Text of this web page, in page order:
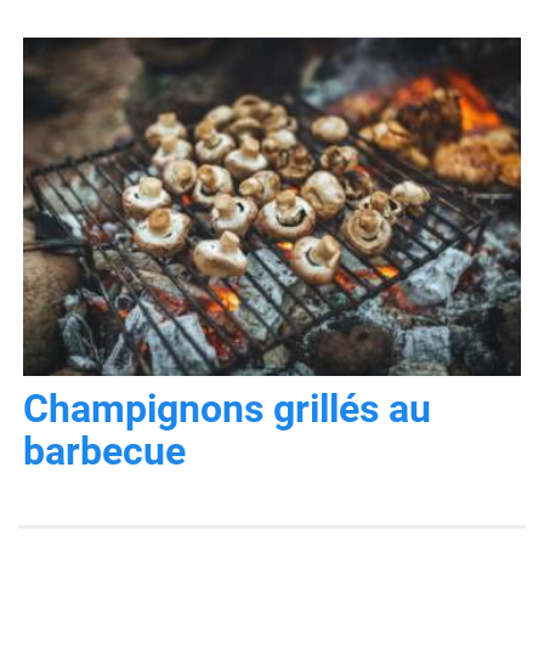
Champignons grillés au
barbecue